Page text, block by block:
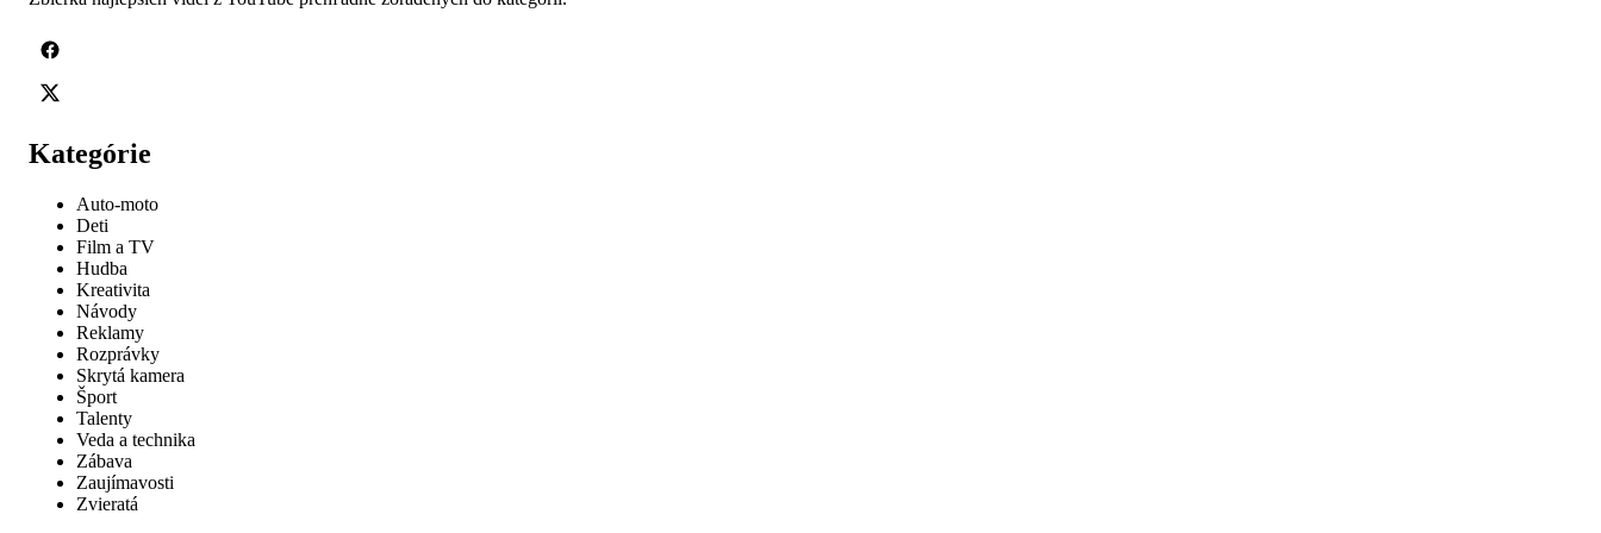
Kategórie
Auto-moto
Deti
Film a TV
Hudba
Kreativita
Návody
Reklamy
Rozprávky
Skrytá kamera
Šport
Talenty
Veda a technika
Zábava
Zaujímavosti
Zvieratá